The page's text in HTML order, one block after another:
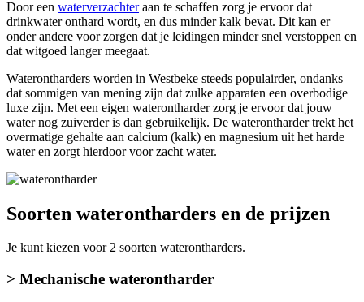
Door een waterverzachteraan te schaffen zorg je ervoor dat
drinkwater onthard wordt, en dus minder kalk bevat. Dit kan er
onder andere voor zorgen dat je leidingen minder snel verstoppen en
dat witgoed langer meegaat.
Waterontharders worden in Westbeke steeds populairder, ondanks
dat sommigen van mening zijn dat zulke apparaten een overbodige
luxe zijn. Met een eigen waterontharder zorg je ervoor dat jouw
water nog zuiverder is dan gebruikelijk. De waterontharder trekt het
overmatige gehalte aan calcium (kalk) en magnesium uit het harde
water en zorgt hierdoor voor zacht water.
Soorten waterontharders en de prijzen
Je kunt kiezen voor 2 soorten waterontharders.
> Mechanische waterontharder